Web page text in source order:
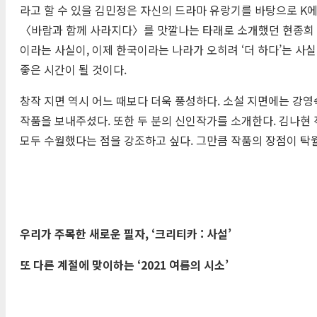
라고 할 수 있을 김민정은 자신의 드라마 유랑기를 바탕으로
〈바람과 함께 사라지다〉를 맛깔나는 타래로 소개했던 현종
이라는 사실이, 이제 한국이라는 나라가 오히려 ‘더 하다’는
좋은 시간이 될 것이다.
창작 지면 역시 어느 때보다 더욱 풍성하다. 소설 지면에는 강
작품을 보내주셨다. 또한 두 분의 신인작가를 소개한다. 김나
모두 수월했다는 점을 강조하고 싶다. 그만큼 작품의 장점이
우리가 주목한 새로운 필자, ‘크리티카 : 사설’
또 다른 계절에 맞이하는 ‘2021 여름의 시소’